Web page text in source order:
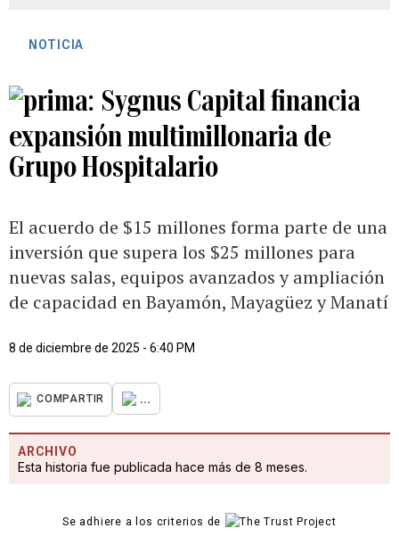
NOTICIA
Sygnus Capital financia
expansión multimillonaria de
Grupo Hospitalario
El acuerdo de $15 millones forma parte de una
inversión que supera los $25 millones para
nuevas salas, equipos avanzados y ampliación
de capacidad en Bayamón, Mayagüez y Manatí
8 de diciembre de 2025 - 6:40 PM
COMPARTIR ...
ARCHIVO
Esta historia fue publicada hace más de 8 meses.
Se adhiere a los criterios de